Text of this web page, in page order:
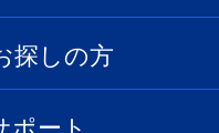
探しの方